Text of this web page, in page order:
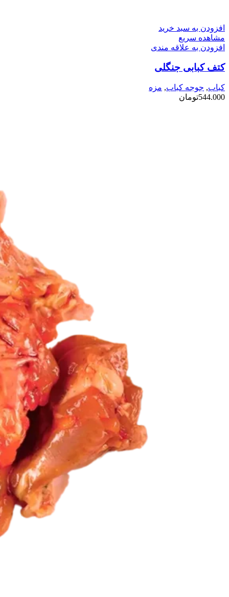
افزودن به سبد خرید
مشاهده سریع
افزودن به علاقه مندی
کتف کبابی جنگلی
کباب, جوجه کباب, مزه
544.000تومان